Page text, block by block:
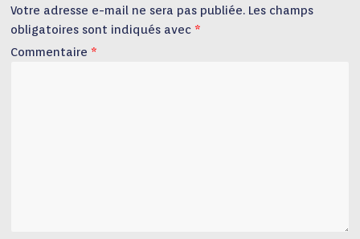
Votre adresse e-mail ne sera pas publiée. Les champs
obligatoires sont indiqués avec *
Commentaire *